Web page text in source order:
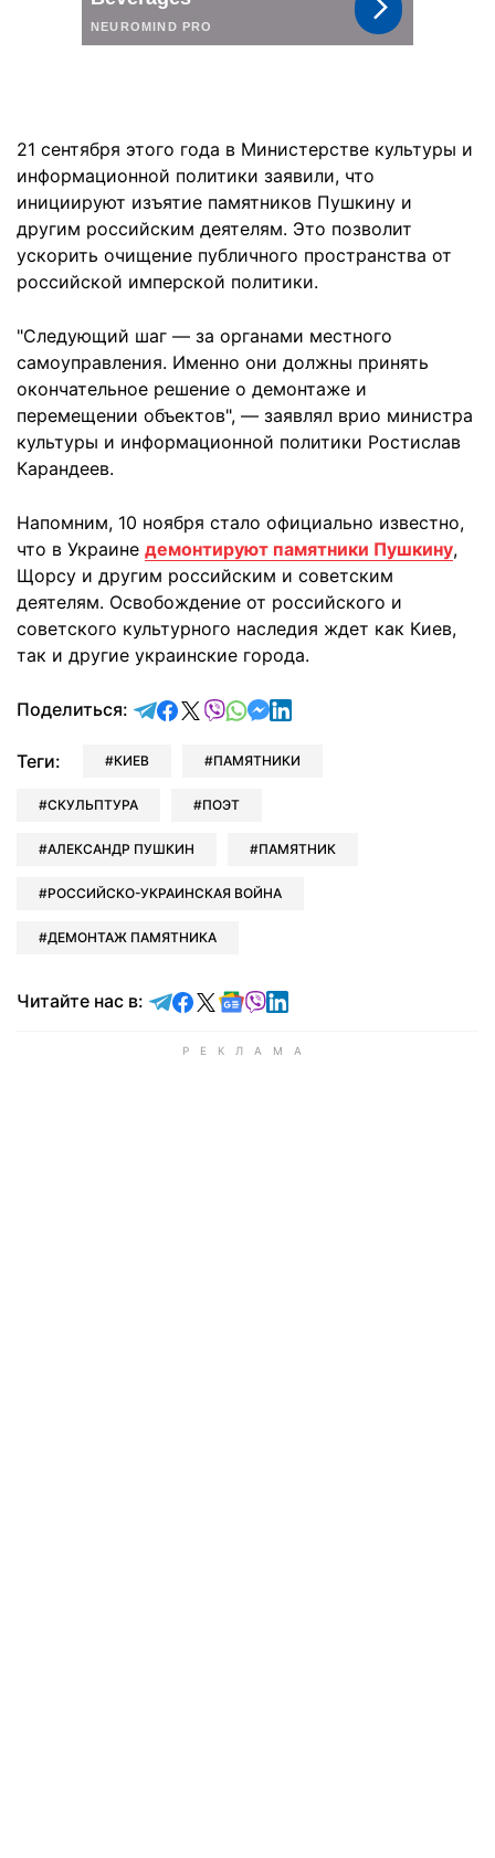
21 сентября этого года в Министерстве культуры и
информационной политики заявили, что
инициируют изъятие памятников Пушкину и
другим российским деятелям. Это позволит
ускорить очищение публичного пространства от
российской имперской политики.
"Следующий шаг — за органами местного
самоуправления. Именно они должны принять
окончательное решение о демонтаже и
перемещении объектов", — заявлял врио министра
культуры и информационной политики Ростислав
Карандеев.
Напомним, 10 ноября стало официально известно,
что в Украине демонтируют памятники Пушкину,
Щорсу и другим российским и советским
деятелям. Освобождение от российского и
советского культурного наследия ждет как Киев,
так и другие украинские города.
Поделиться: отправить в Telegram
поделиться в Facebook
поделиться в X
отправить в Viber
отправить в Whatsapp
отправить в Messenger
отправить в LinkedIn
Теги: КИЕВ ПАМЯТНИКИ
СКУЛЬПТУРА ПОЭТ
АЛЕКСАНДР ПУШКИН ПАМЯТНИК
РОССИЙСКО-УКРАИНСКАЯ ВОЙНА
ДЕМОНТАЖ ПАМЯТНИКА
Читайте нас в: Читайте в Telegram
Читайте в Facebook
Читайте в X
Читайте в Google news
Читайте в Viber
Читайте в LinkedIn